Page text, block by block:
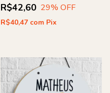
R$42,60 29% OFF
R$40,47 com Pix